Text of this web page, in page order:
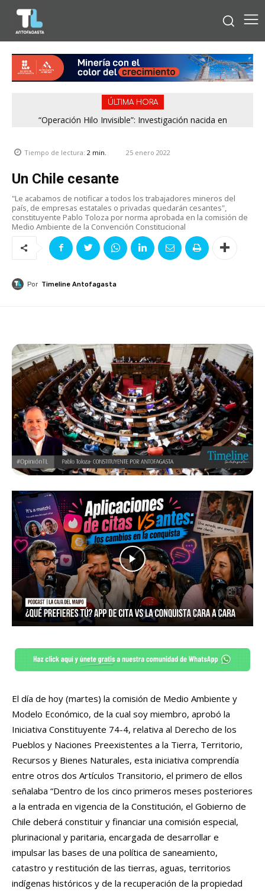
ÚLTIMA HORA
“Operación Hilo Invisible”: Investigación nacida en
Tiempo de lectura: 2 min. 25 enero 2022
Un Chile cesante
"Le acabamos de notificar a todos los trabajadores mineros del
país, de empresas estatales o privadas quedarán cesantes",
constituyente Pablo Toloza por norma aprobada en la comisión de
Medio Ambiente de la Convención Constitucional
Por Timeline Antofagasta
El día de hoy (martes) la comisión de Medio Ambiente y
Modelo Económico, de la cual soy miembro, aprobó la
Iniciativa Constituyente 74-4, relativa al Derecho de los
Pueblos y Naciones Preexistentes a la Tierra, Territorio,
Recursos y Bienes Naturales, esta iniciativa comprendía
entre otros dos Artículos Transitorio, el primero de ellos
señalaba “Dentro de los cinco primeros meses posteriores
a la entrada en vigencia de la Constitución, el Gobierno de
Chile deberá constituir y financiar una comisión especial,
plurinacional y paritaria, encargada de desarrollar e
impulsar las bases de una política de saneamiento,
catastro y restitución de las tierras, aguas, territorios
indígenas históricos y de la recuperación de la propiedad